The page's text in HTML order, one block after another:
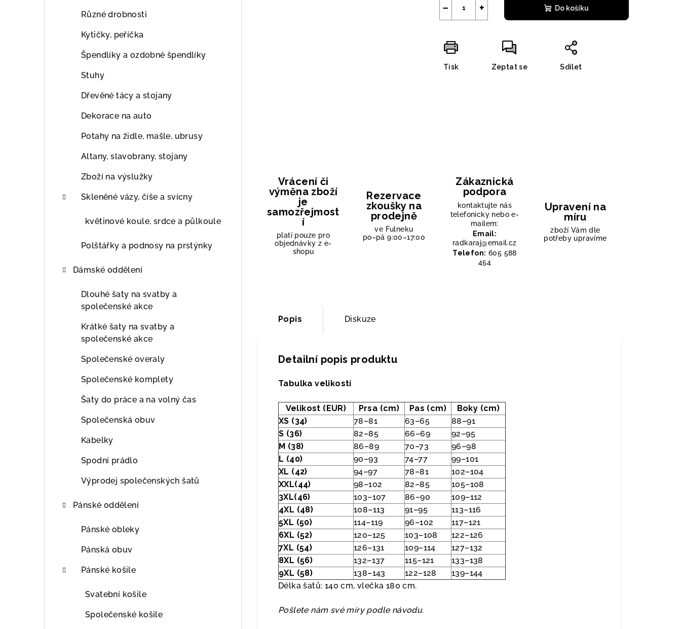
Různé drobnosti
Kytičky, peříčka
Špendlíky a ozdobné špendlíky
Stuhy
Dřevěné tácy a stojany
Dekorace na auto
Potahy na židle, mašle, ubrusy
Altany, slavobrany, stojany
Zboží na výslužky
Skleněné vázy, číše a svícny
květinové koule, srdce a půlkoule
Polštářky a podnosy na prstýnky
Dámské oddělení
Dlouhé šaty na svatby a
společenské akce
Krátké šaty na svatby a
společenské akce
Společenské overaly
Společenské komplety
Šaty do práce a na volný čas
Společenská obuv
Kabelky
Spodní prádlo
Výprodej společenských šatů
Pánské oddělení
Pánské obleky
Pánská obuv
Pánské košile
Svatební košile
Společenské košile
+
− Do košíku
Tisk Zeptat se Sdílet
Vrácení či
výměna zboží
je
samozřejmost
í
platí pouze pro
objednávky z e-
shopu
Rezervace
zkoušky na
prodejně
ve Fulneku
po–pá 9:00–17:00
Zákaznická
podpora
kontaktujte nás
telefonicky nebo e-
mailem:
Email:
radkaraj@email.cz
Telefon: 605 588
454
Upravení na
míru
zboží Vám dle
potřeby upravíme
Popis Diskuze
Detailní popis produktu
Tabulka velikostí
Velikost (EUR) Prsa (cm) Pas (cm)
Boky (cm)
XS (34)
78–81 63–65
88–91
S (36)
82–85 66–69
92–95
M (38)
86–89 70–73
96–98
L (40)
90–93 74–77
99–101
XL (42)
94–97 78–81
102–104
XXL(44)
98–102 82–85
105–108
3XL(46)
103–107 86–90
109–112
4XL (48)
108–113 91–95
113–116
5XL (50)
114–119 96–102
117–121
6XL (52)
120–125 103–108
122–126
7XL (54)
126–131 109–114
127–132
8XL (56)
132–137 115–121
133–138
9XL (58)
138–143 122–128
139–144
Délka šatů: 140 cm, vlečka 180 cm.
Pošlete nám své míry podle návodu.